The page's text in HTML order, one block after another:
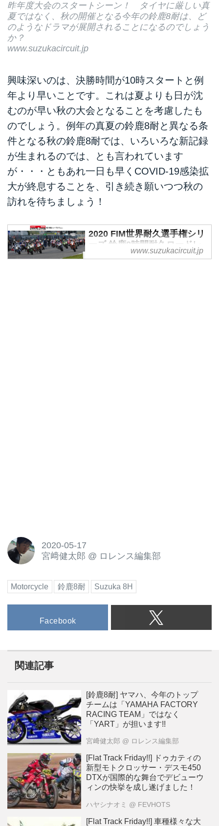
昨年度大会のスタートシーン！ タイヤに厳しい真
夏ではなく、秋の開催となる今年の鈴鹿8耐は、ど
のようなドラマが展開されることになるのでしょう
か？
www.suzukacircuit.jp
興味深いのは、決勝時間が10時スタートと例
年より早いことです。これは夏よりも日が沈
むのが早い秋の大会となることを考慮したも
のでしょう。例年の真夏の鈴鹿8耐と異なる条
件となる秋の鈴鹿8耐では、いろいろな新記録
が生まれるのでは、とも言われています
が・・・ともあれ一日も早くCOVID-19感染拡
大が終息することを、引き続き願いつつ秋の
訪れを待ちましょう！
2020 FIM世界耐久選手権シリ
ーズ 鈴鹿8時間耐久ロードレ
www.suzukacircuit.jp
2020-05-17
宮﨑健太郎 @ ロレンス編集部
Motorcycle 鈴鹿8耐 Suzuka 8H
Facebook
関連記事
[鈴鹿8耐] ヤマハ、今年のトップ
チームは「YAMAHA FACTORY
RACING TEAM」ではなく
「YART」が担います!!
宮﨑健太郎 @ ロレンス編集部
[Flat Track Friday!!] ドゥカティの
新型モトクロッサー・デスモ450
DTXが国際的な舞台でデビューウ
ィンの快挙を成し遂げました！
ハヤシナオミ @ FEVHOTS
[Flat Track Friday!!] 車種様々な大